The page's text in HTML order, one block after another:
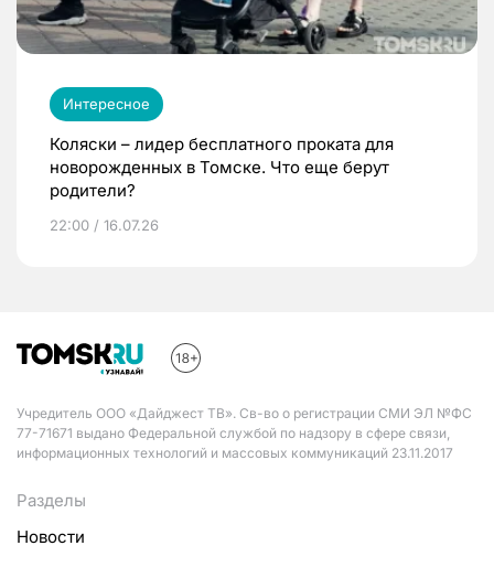
Интересное
Коляски – лидер бесплатного проката для
новорожденных в Томске. Что еще берут
родители?
22:00 / 16.07.26
Учредитель ООО «Дайджест ТВ». Св-во о регистрации СМИ ЭЛ №ФС
77-71671 выдано Федеральной службой по надзору в сфере связи,
информационных технологий и массовых коммуникаций 23.11.2017
Разделы
Новости